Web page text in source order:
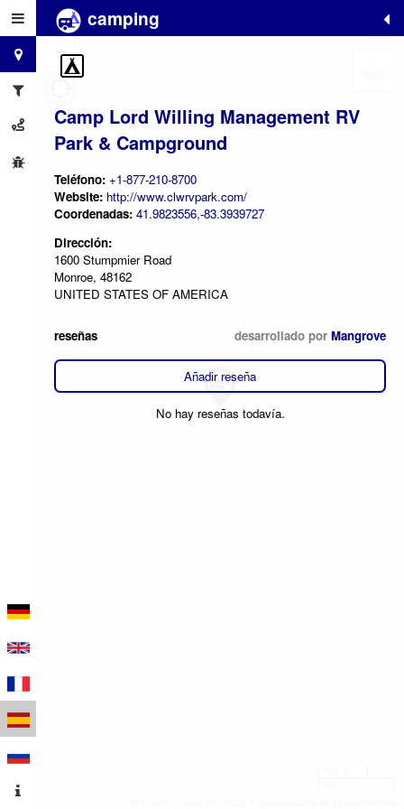
camping
Camp Lord Willing Management RV
Park & Campground
Teléfono: +1-877-210-8700
Website: http://www.clwrvpark.com/
Coordenadas: 41.9823556,-83.3939727
Dirección:
1600 Stumpmier Road
Monroe, 48162
UNITED STATES OF AMERICA
reseñas desarrollado por Mangrove
Añadir reseña
No hay reseñas todavía.
+
−